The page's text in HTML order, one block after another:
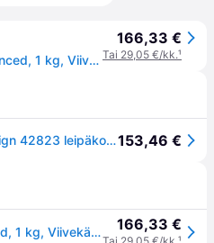
Gastroback Design Advanced, 1 kg, Viivekäynnistyksen ajastin, Säädettävä reunanruskistuksen hallinta, Pidä lämpimänä-toiminto, 500 W, Musta, Ruostumaton teräs
166,33 €
Tai 29,05 €/kk.¹
Gastroback Gastroback Design 42823 leipäkone Hopea153,46 €
Gastroback Design Advanced, 1 kg, Viivekäynnistyksen ajastin, Säädettävä reunanruskistuksen hallinta, Pidä lämpimänä-toiminto, 500 W, Musta, Ruostumaton teräs 166,33 €